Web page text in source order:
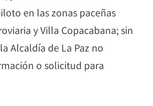
en las zonas paceñas
y Villa Copacabana; sin
Alcaldía de La Paz no
o solicitud para